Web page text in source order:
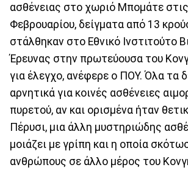
ασθένειας στο χωριό Μπομάτε
Φεβρουαρίου, δείγματα από 13
στάλθηκαν στο Εθνικό Ινστιτούτο
Έρευνας στην πρωτεύουσα του
για έλεγχο, ανέφερε ο ΠΟΥ. Όλα τα
αρνητικά για κοινές ασθένειες
πυρετού, αν και ορισμένα ήταν
Πέρυσι, μια άλλη μυστηριώδης
μοιάζει με γρίπη και η οποία
ανθρώπους σε άλλο μέρος του